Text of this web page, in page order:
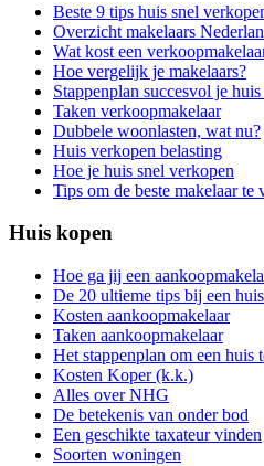
Beste 9 tips huis snel
Overzicht makelaars
Wat kost een
Hoe vergelijk je makelaars?
Stappenplan succesvol je
Taken verkoopmakelaar
Dubbele woonlasten, wat nu?
Huis verkopen belasting
Hoe je huis snel verkopen
Tips om de beste makelaar te
Huis kopen
Hoe ga jij een
De 20 ultieme tips bij een
Kosten aankoopmakelaar
Taken aankoopmakelaar
Het stappenplan om een huis
Kosten Koper (k.k.)
Alles over NHG
De betekenis van onder bod
Een geschikte taxateur vinden
Soorten woningen